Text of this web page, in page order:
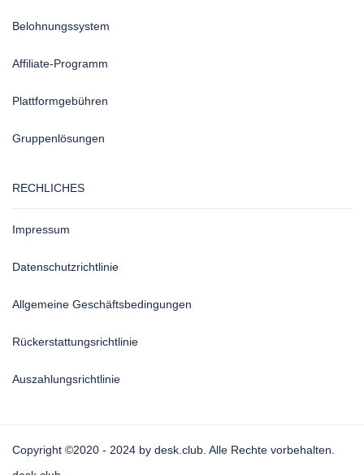
Belohnungssystem
Affiliate-Programm
Plattformgebühren
Gruppenlösungen
RECHLICHES
Impressum
Datenschutzrichtlinie
Allgemeine Geschäftsbedingungen
Rückerstattungsrichtlinie
Auszahlungsrichtlinie
Copyright ©2020 - 2024 by desk.club. Alle Rechte vorbehalten.